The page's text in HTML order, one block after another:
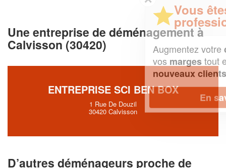
Une entreprise de déménagement à
Calvisson (30420)
ENTREPRISE SCI BEN BOX
1 Rue De Douzil
30420 Calvisson
D’autres déménageurs proche de
Vous êtes un
professionnel ?
Augmentez votre chiffre d'affaireset
tout en gagnant de
En savoir plus